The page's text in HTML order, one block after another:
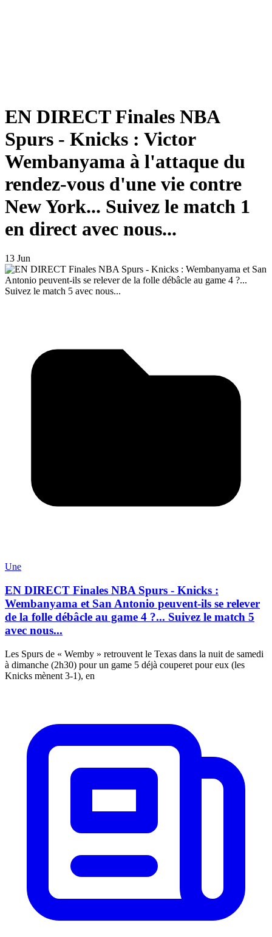
EN DIRECT Finales NBA
Spurs - Knicks : Victor
Wembanyama à l'attaque du
rendez-vous d'une vie contre
New York... Suivez le match 1
en direct avec nous...
13 Jun
Une
EN DIRECT Finales NBA Spurs - Knicks :
Wembanyama et San Antonio peuvent-ils se relever
de la folle débâcle au game 4 ?... Suivez le match 5
avec nous...
Les Spurs de « Wemby » retrouvent le Texas dans la nuit de samedi
à dimanche (2h30) pour un game 5 déjà couperet pour eux (les
Knicks mènent 3-1), en